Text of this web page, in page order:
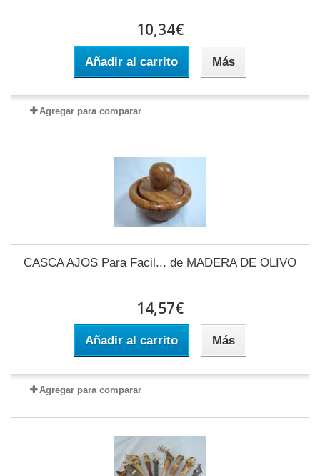
10,34€
Añadir al carrito Más
Agregar para comparar
CASCA AJOS Para Facil... de MADERA DE OLIVO
14,57€
Añadir al carrito Más
Agregar para comparar